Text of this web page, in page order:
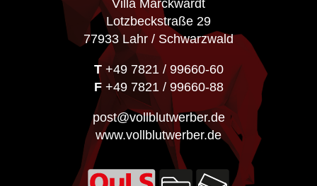
Villa Marckwardt
Lotzbeckstraße 29
77933 Lahr / Schwarzwald
T+49 7821 / 99660-60
F+49 7821 / 99660-88
post@vollblutwerber.de
www.vollblutwerber.de